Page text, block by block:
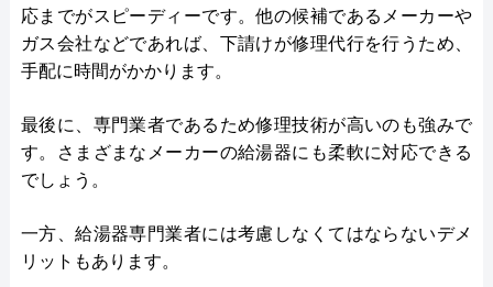
応までがスピーディーです。他の候補であるメーカーや
ガス会社などであれば、下請けが修理代行を行うため、
手配に時間がかかります。
最後に、専門業者であるため修理技術が高いのも強みで
す。さまざまなメーカーの給湯器にも柔軟に対応できる
でしょう。
一方、給湯器専門業者には考慮しなくてはならないデメ
リットもあります。